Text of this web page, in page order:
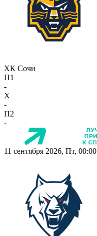
ХК Сочи
П1
-
X
-
П2
-
11 сентября 2026, Пт, 00:00